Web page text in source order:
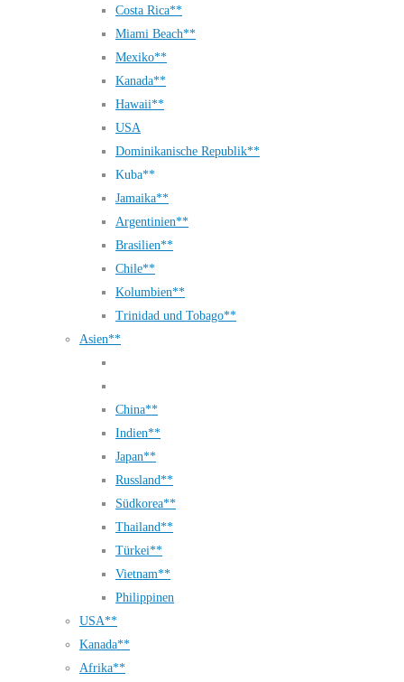
Costa Rica**
Miami Beach**
Mexiko**
Kanada**
Hawaii**
USA
Dominikanische Republik**
Kuba**
Jamaika**
Argentinien**
Brasilien**
Chile**
Kolumbien**
Trinidad und Tobago**
Asien**
China**
Indien**
Japan**
Russland**
Südkorea**
Thailand**
Türkei**
Vietnam**
Philippinen
USA**
Kanada**
Afrika**